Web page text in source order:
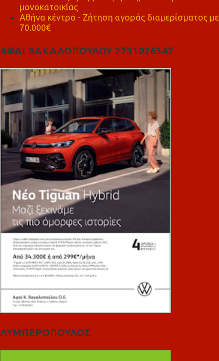
μονοκατοικίας
Αθήνα κέντρο - Ζήτηση αγοράς διαμερίσματος με
70.000€
ΑΦΑΙ ΒΑΚΑΛΟΠΟΥΛΟΥ 2731026347
ΛΥΜΠΕΡΟΠΟΥΛΟΣ